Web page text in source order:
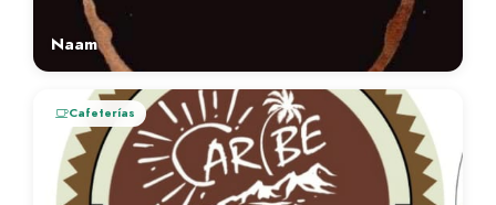
Naam
Cafeterías